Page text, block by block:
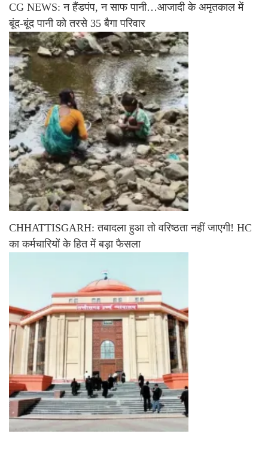
CG NEWS: न हैंडपंप, न साफ पानी…आजादी के अमृतकाल में
बूंद-बूंद पानी को तरसे 35 बैगा परिवार
CHHATTISGARH: तबादला हुआ तो वरिष्ठता नहीं जाएगी! HC
का कर्मचारियों के हित में बड़ा फैसला